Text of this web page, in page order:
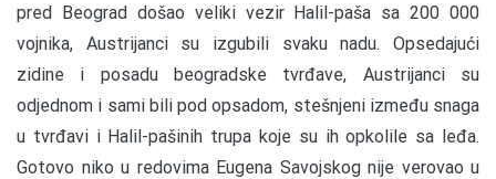
pred Beograd došao veliki vezir Halil-paša sa 200 000
vojnika, Austrijanci su izgubili svaku nadu. Opsedajući
zidine i posadu beogradske tvrđave, Austrijanci su
odjednom i sami bili pod opsadom, stešnjeni između snaga
u tvrđavi i Halil-pašinih trupa koje su ih opkolile sa leđa.
Gotovo niko u redovima Eugena Savojskog nije verovao u